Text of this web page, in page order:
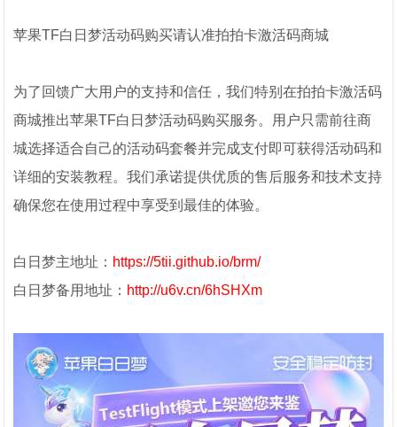
苹果TF白日梦活动码购买请认准拍拍卡激活码商城
为了回馈广大用户的支持和信任，我们特别在拍拍卡激活码
商城推出苹果TF白日梦活动码购买服务。用户只需前往商
城选择适合自己的活动码套餐并完成支付即可获得活动码和
详细的安装教程。我们承诺提供优质的售后服务和技术支持
确保您在使用过程中享受到最佳的体验。
白日梦主地址： https://5tii.github.io/brm/
白日梦备用地址： http://u6v.cn/6hSHXm